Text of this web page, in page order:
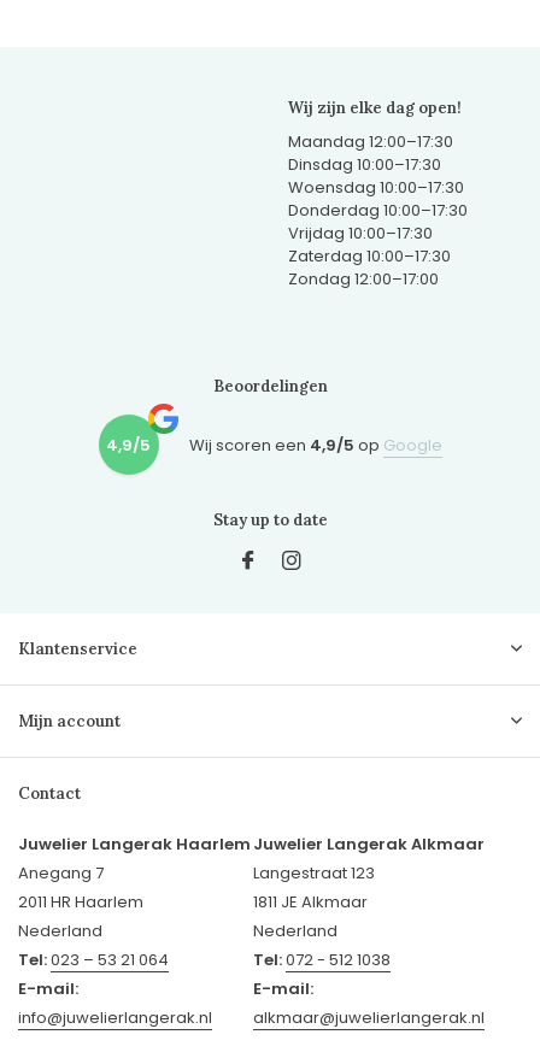
Wij zijn elke dag open!
Maandag 12:00–17:30
Dinsdag 10:00–17:30
Woensdag 10:00–17:30
Donderdag 10:00–17:30
Vrijdag 10:00–17:30
Zaterdag 10:00–17:30
Zondag 12:00–17:00
Beoordelingen
4,9/5 Wij scoren een 4,9/5 op Google
Stay up to date
Klantenservice
Mijn account
Contact
Juwelier Langerak Haarlem
Anegang 7
2011 HR Haarlem
Nederland
Tel:023 – 53 21 064
E-mail:
info@juwelierlangerak.nl
Juwelier Langerak Alkmaar
Langestraat 123
1811 JE Alkmaar
Nederland
Tel:072 - 512 1038
E-mail:
alkmaar@juwelierlangerak.nl